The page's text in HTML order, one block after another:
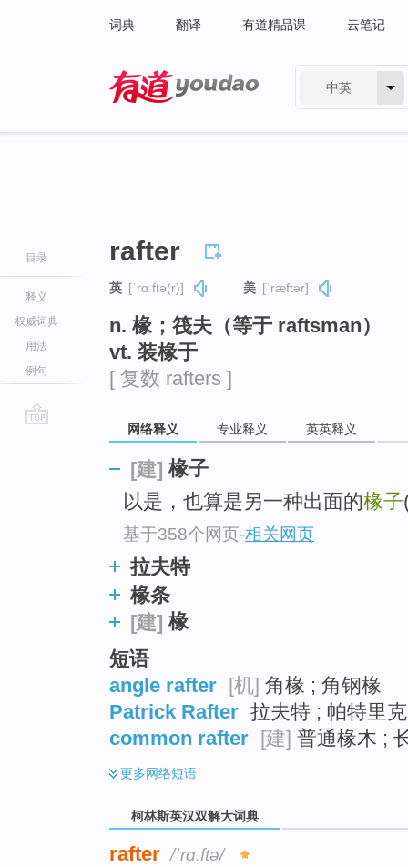
词典 翻译 有道精品课 云笔记
中英
目录
释义
权威词典
用法
例句
rafter
英 [ˈrɑːftə(r)] 美 [ˈræftər]
n. 椽；筏夫（等于 raftsman）
vt. 装椽于
[ 复数 rafters ]
网络释义 专业释义 英英释义
[建] 椽子
以是，也算是另一种出面的椽子
基于358个网页-相关网页
拉夫特
椽条
[建] 椽
短语
angle rafter [机] 角椽 ; 角钢椽
Patrick Rafter 拉夫特 ; 帕特里
common rafter [建] 普通椽木 ;
更多网络短语
柯林斯英汉双解大词典
rafter /ˈrɑːftə/